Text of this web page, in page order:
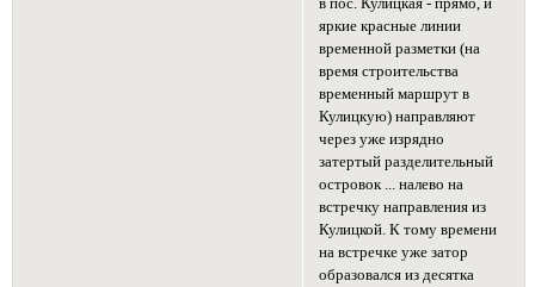
яркие красные линии
временной разметки (на
время строительства
временный маршрут в
Кулицкую) направляют
через уже изрядно
затертый разделительный
островок ... налево на
встречку направления из
Кулицкой. К тому времени
на встречке уже затор
образовался из десятка